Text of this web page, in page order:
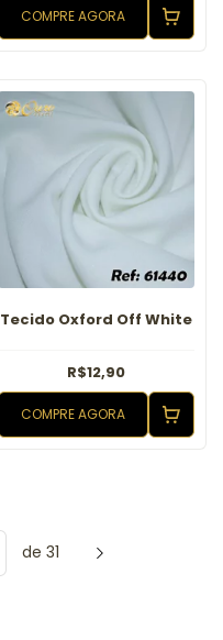
COMPRE AGORA
Tecido Oxford Off White
R$12,90
COMPRE AGORA
de 31